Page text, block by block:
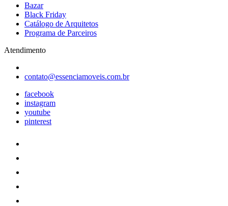
Bazar
Black Friday
Catálogo de Arquitetos
Programa de Parceiros
Atendimento
contato@essenciamoveis.com.br
facebook
instagram
youtube
pinterest